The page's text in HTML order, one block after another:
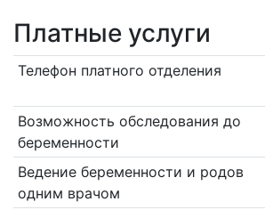
Платные услуги
Телефон платного отделения
Возможность обследования до
беременности
Ведение беременности и родов
одним врачом